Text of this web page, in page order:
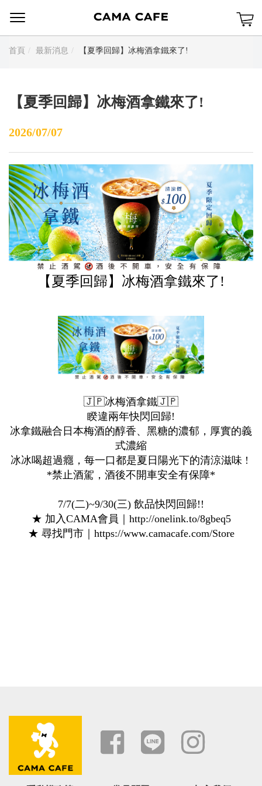
首頁 最新消息 【夏季回歸】冰梅酒拿鐵來了!
【夏季回歸】冰梅酒拿鐵來了!
2026/07/07
【夏季回歸】冰梅酒拿鐵來了!
🇯🇵冰梅酒拿鐵🇯🇵
睽違兩年快閃回歸!
冰拿鐵融合日本梅酒的醇香、黑糖的濃郁，厚實的義
式濃縮
冰冰喝超過癮，每一口都是夏日陽光下的清涼滋味 !
*禁止酒駕，酒後不開車安全有保障*
7/7(二)~9/30(三) 飲品快閃回歸!!
★ 加入CAMA會員｜http://onelink.to/8gbeq5
★ 尋找門市｜https://www.camacafe.com/Store